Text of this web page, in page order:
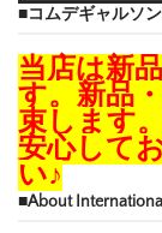
■コムデギャルソ
当店は新
す。新品
束します。
安心して
い♪
■About